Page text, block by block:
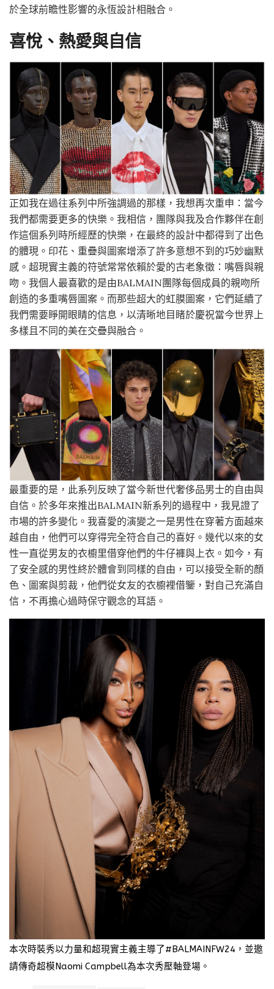
於全球前瞻性影響的永恆設計相融合。
喜悅、熱愛與自信
正如我在過往系列中所強調過的那樣，我想再次重申：當今
我們都需要更多的快樂。我相信，團隊與我及合作夥伴在創
作這個系列時所經歷的快樂，在最終的設計中都得到了出色
的體現。印花、重疊與圖案增添了許多意想不到的巧妙幽默
感。超現實主義的符號常常依賴於愛的古老象徵：嘴唇與親
吻。我個人最喜歡的是由BALMAIN團隊每個成員的親吻所
創造的多重嘴唇圖案。而那些超大的虹膜圖案，它們延續了
我們需要睜開眼睛的信息，以清晰地目睹於慶祝當今世界上
多樣且不同的美在交疊與融合。
最重要的是，此系列反映了當今新世代奢侈品男士的自由與
自信。於多年來推出BALMAIN新系列的過程中，我見證了
市場的許多變化。我喜愛的演變之一是男性在穿著方面越來
越自由，他們可以穿得完全符合自己的喜好。幾代以來的女
性一直從男友的衣櫥里借穿他們的牛仔褲與上衣。如今，有
了安全感的男性終於體會到同樣的自由，可以接受全新的顏
色、圖案與剪裁，他們從女友的衣櫥裡借鑒，對自己充滿自
信，不再擔心過時保守觀念的耳語。
本次時裝秀以力量和超現實主義主導了#BALMAINFW24 ，並邀
請傳奇超模 Naomi Campbell為本次秀壓軸登場。